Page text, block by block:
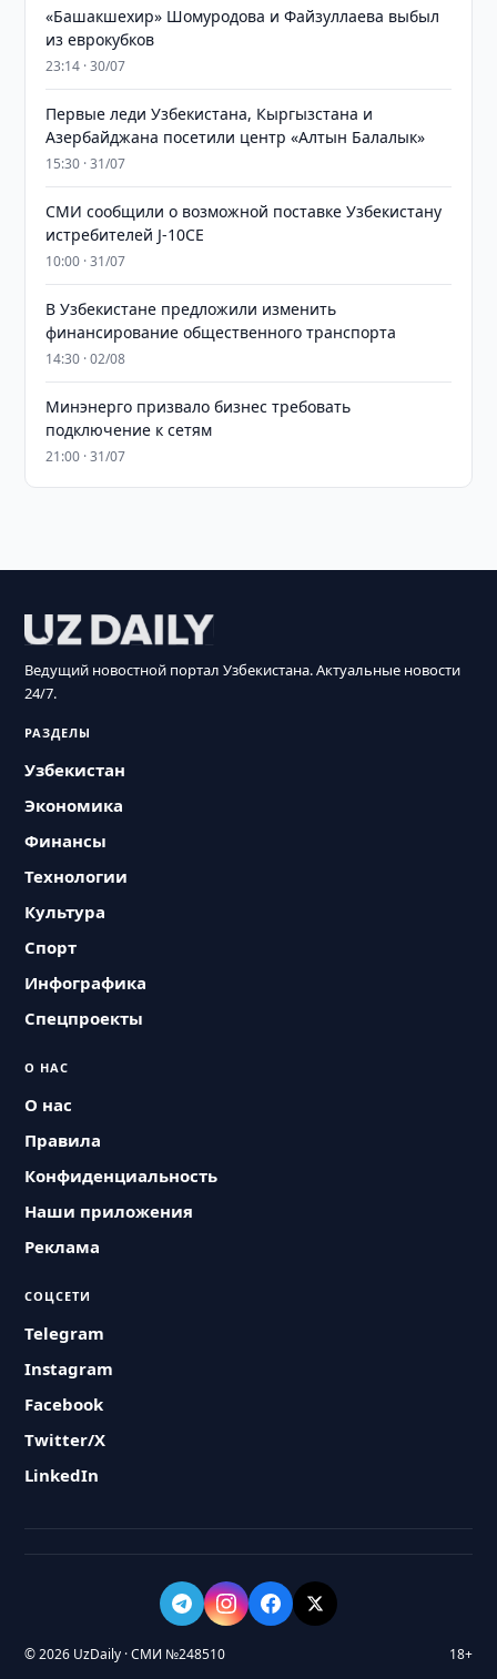
«Башакшехир» Шомуродова и Файзуллаева выбыл
из еврокубков
23:14 · 30/07
Первые леди Узбекистана, Кыргызстана и
Азербайджана посетили центр «Алтын Балалык»
15:30 · 31/07
СМИ сообщили о возможной поставке Узбекистану
истребителей J-10CE
10:00 · 31/07
В Узбекистане предложили изменить
финансирование общественного транспорта
14:30 · 02/08
Минэнерго призвало бизнес требовать
подключение к сетям
21:00 · 31/07
Ведущий новостной портал Узбекистана. Актуальные новости
24/7.
РАЗДЕЛЫ
Узбекистан
Экономика
Финансы
Технологии
Культура
Спорт
Инфографика
Спецпроекты
О НАС
О нас
Правила
Конфиденциальность
Наши приложения
Реклама
СОЦСЕТИ
Telegram
Instagram
Facebook
Twitter/X
LinkedIn
© 2026 UzDaily · СМИ №248510 18+